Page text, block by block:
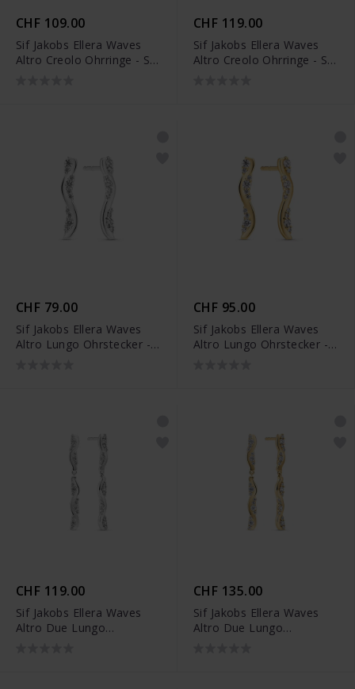
CHF 109.00
Sif Jakobs Ellera Waves
Altro Creolo Ohrringe - SJ-
CHF 119.00
Sif Jakobs Ellera Waves
Altro Creolo Ohrringe - SJ-
CHF 79.00
Sif Jakobs Ellera Waves
Altro Lungo Ohrstecker -
CHF 95.00
Sif Jakobs Ellera Waves
Altro Lungo Ohrstecker -
CHF 119.00
Sif Jakobs Ellera Waves
Altro Due Lungo
CHF 135.00
Sif Jakobs Ellera Waves
Altro Due Lungo